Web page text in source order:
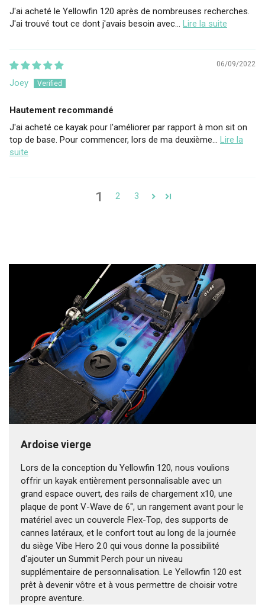
J'ai acheté le Yellowfin 120 après de nombreuses recherches.
J'ai trouvé tout ce dont j'avais besoin avec... Lire la suite
06/09/2022
Joey
Hautement recommandé
J'ai acheté ce kayak pour l'améliorer par rapport à mon sit on
top de base. Pour commencer, lors de ma deuxième... Lire la
suite
1 2 3
Ardoise vierge
Lors de la conception du Yellowfin 120, nous voulions
offrir un kayak entièrement personnalisable avec un
grand espace ouvert, des rails de chargement x10, une
plaque de pont V-Wave de 6", un rangement avant pour le
matériel avec un couvercle Flex-Top, des supports de
cannes latéraux, et le confort tout au long de la journée
du siège Vibe Hero 2.0 qui vous donne la possibilité
d'ajouter un Summit Perch pour un niveau
supplémentaire de personnalisation. Le Yellowfin 120 est
prêt à devenir vôtre et à vous permettre de choisir votre
propre aventure.